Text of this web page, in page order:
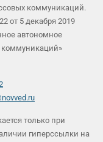
коммуникаций.
от 5 декабря 2019
автономное
коммуникаций»
только при
гиперссылки на